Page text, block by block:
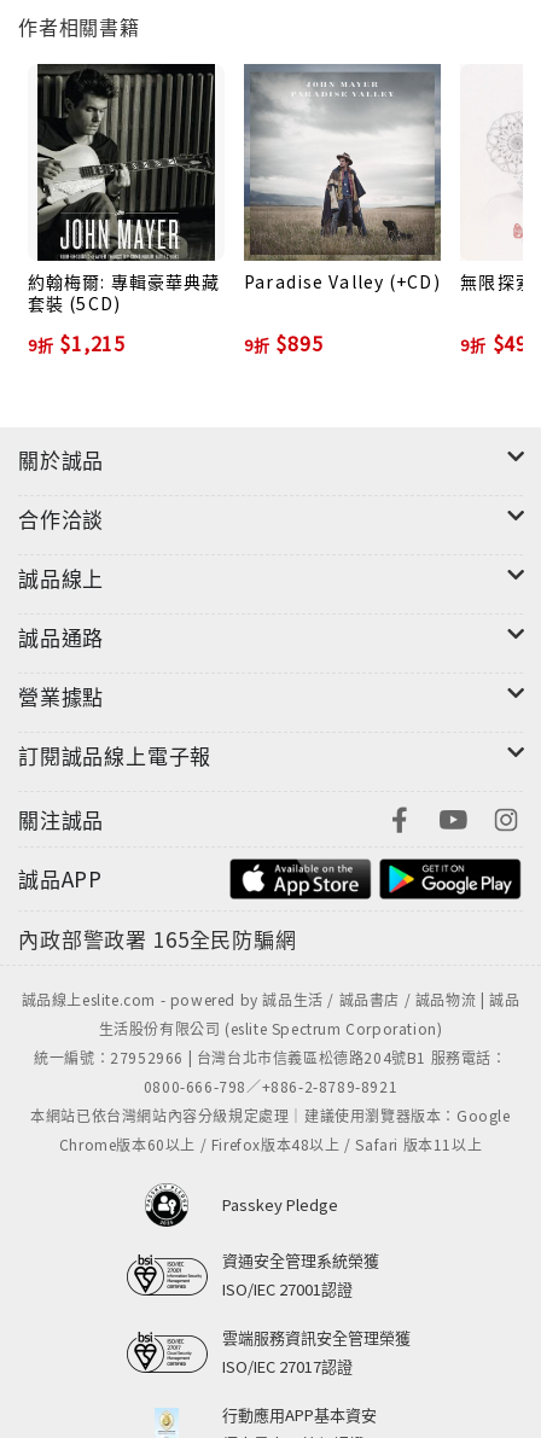
作者相關書籍
約翰梅爾: 專輯豪華典藏
套裝 (5CD)
9折 $1,215
Paradise Valley (+CD)
9折 $895
無限探索
9折 $495
關於誠品
合作洽談
誠品線上
誠品通路
營業據點
訂閱誠品線上電子報
關注誠品
誠品APP
內政部警政署 165全民防騙網
誠品線上eslite.com - powered by 誠品生活 / 誠品書店 / 誠品物流 | 誠品
生活股份有限公司 (eslite Spectrum Corporation)
統一編號：27952966 | 台灣台北市信義區松德路204號B1 服務電話：
0800-666-798／+886-2-8789-8921
本網站已依台灣網站內容分級規定處理｜建議使用瀏覽器版本：Google
Chrome版本60以上 / Firefox版本48以上 / Safari 版本11以上
Passkey Pledge
資通安全管理系統榮獲
ISO/IEC 27001認證
雲端服務資訊安全管理榮獲
ISO/IEC 27017認證
行動應用APP基本資安